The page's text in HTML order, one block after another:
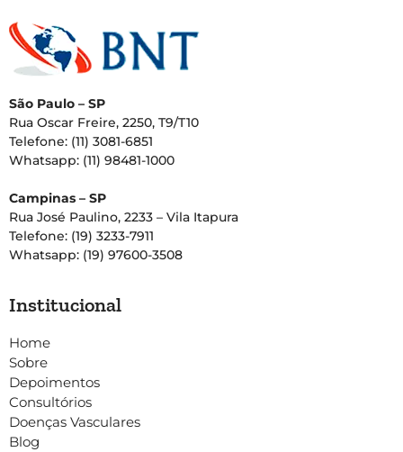
São Paulo – SP
Rua Oscar Freire, 2250, T9/T10
Telefone: (11) 3081-6851
Whatsapp: (11) 98481-1000
Campinas – SP
Rua José Paulino, 2233 – Vila Itapura
Telefone: (19) 3233-7911
Whatsapp: (19) 97600-3508
Institucional
Home
Sobre
Depoimentos
Consultórios
Doenças Vasculares
Blog